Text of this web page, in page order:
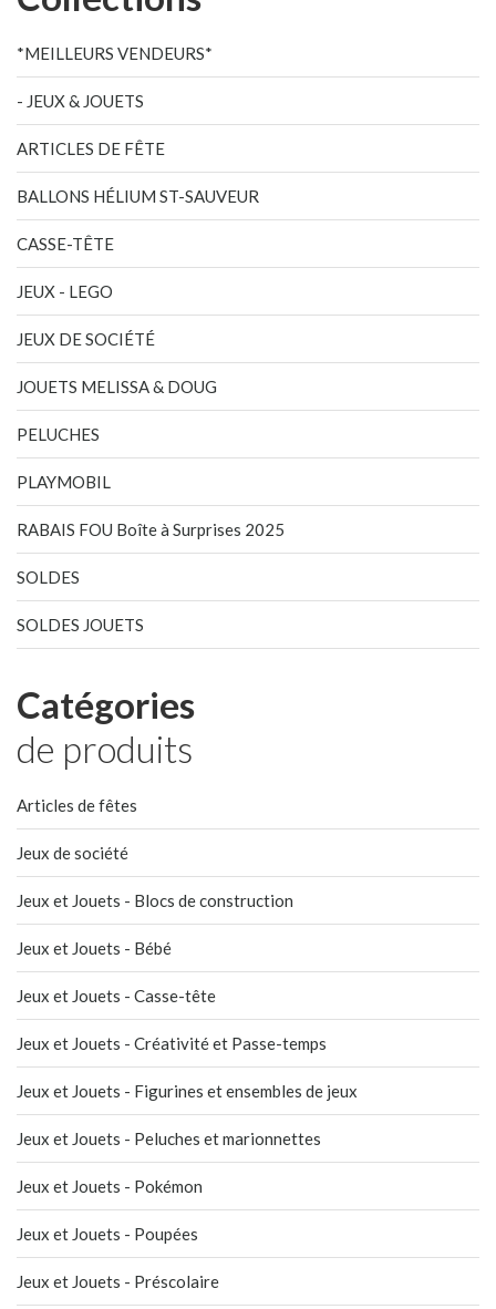
*MEILLEURS VENDEURS*
- JEUX & JOUETS
ARTICLES DE FÊTE
BALLONS HÉLIUM ST-SAUVEUR
CASSE-TÊTE
JEUX - LEGO
JEUX DE SOCIÉTÉ
JOUETS MELISSA & DOUG
PELUCHES
PLAYMOBIL
RABAIS FOU Boîte à Surprises 2025
SOLDES
SOLDES JOUETS
Catégories
de produits
Articles de fêtes
Jeux de société
Jeux et Jouets - Blocs de construction
Jeux et Jouets - Bébé
Jeux et Jouets - Casse-tête
Jeux et Jouets - Créativité et Passe-temps
Jeux et Jouets - Figurines et ensembles de jeux
Jeux et Jouets - Peluches et marionnettes
Jeux et Jouets - Pokémon
Jeux et Jouets - Poupées
Jeux et Jouets - Préscolaire